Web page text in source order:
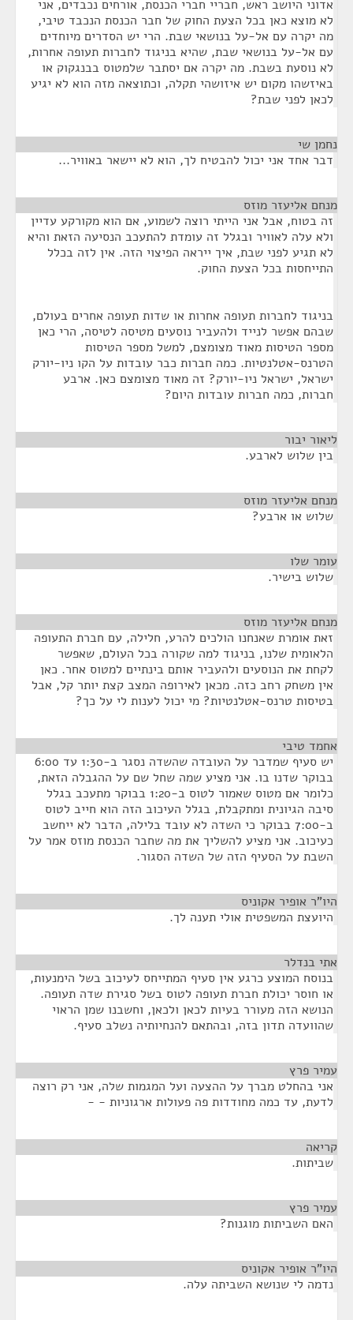
אדוני היושב ראש, חבריי חברי הכנסת, אורחים נכבדים, אני
לא מוצא כאן בכל הצעת החוק של חבר הכנסת הנכבד טיבי,
מה יקרה עם אל-על בנושאי שבת. הרי יש הסדרים מיוחדים
עם אל-על בנושאי שבת, שהיא בניגוד לחברות תעופה אחרות,
לא נוסעת בשבת. מה יקרה אם יסתבר שלמטוס בבנגקוק או
באיזשהו מקום יש איזושהי תקלה, וכתוצאה מזה הוא לא יגיע
לכאן לפני שבת?
נחמן שי
דבר אחד אני יכול להבטיח לך, הוא לא יישאר באוויר...
מנחם אליעזר מוזס
זה בטוח, אבל אני הייתי רוצה לשמוע, אם הוא מקורקע עדיין
ולא עלה לאוויר ובגלל זה עומדת להתעכב הנסיעה הזאת והיא
לא תגיע לפני שבת, איך ייראה הפיצוי הזה. אין לזה בכלל
התייחסות בכל הצעת החוק.
בניגוד לחברות תעופה אחרות או שדות תעופה אחרים בעולם,
שבהם אפשר לנייד ולהעביר נוסעים מטיסה לטיסה, הרי כאן
מספר הטיסות מאוד מצומצם, למשל מספר הטיסות
הטרנס-אטלנטיות. כמה חברות כבר עובדות על הקו ניו-יורק
ישראל, ישראל ניו-יורק? זה מאוד מצומצם כאן. ארבע
חברות, כמה חברות עובדות היום?
ליאור יבור
בין שלוש לארבע.
מנחם אליעזר מוזס
שלוש או ארבע?
עומר שלו
שלוש בישיר.
מנחם אליעזר מוזס
זאת אומרת שאנחנו הולכים להרע, חלילה, עם חברת התעופה
הלאומית שלנו, בניגוד למה שקורה בכל העולם, שאפשר
לקחת את הנוסעים ולהעביר אותם בינתיים למטוס אחר. כאן
אין משחק רחב כזה. מכאן לאירופה המצב קצת יותר קל, אבל
בטיסות טרנס-אטלנטיות? מי יכול לענות לי על כך?
אחמד טיבי
יש סעיף שמדבר על העובדה שהשדה נסגר ב-1:30 עד 6:00
בבוקר שדנו בו. אני מציע שמה שחל שם על ההגבלה הזאת,
כלומר אם מטוס שאמור לטוס ב-1:20 בבוקר מתעכב בגלל
סיבה הגיונית ומתקבלת, בגלל העיכוב הזה הוא חייב לטוס
ב-7:00 בבוקר כי השדה לא עובד בלילה, הדבר לא ייחשב
כעיכוב. אני מציע להשליך את מה שחבר הכנסת מוזס אמר על
השבת על הסעיף הזה של השדה הסגור.
היו"ר אופיר אקוניס
היועצת המשפטית אולי תענה לך.
אתי בנדלר
בנוסח המוצע כרגע אין סעיף המתייחס לעיכוב בשל הימנעות,
או חוסר יכולת חברת תעופה לטוס בשל סגירת שדה תעופה.
הנושא הזה מעורר בעיות לכאן ולכאן, וחשבנו שמן הראוי
שהוועדה תדון בזה, ובהתאם להנחיותיה נשלב סעיף.
עמיר פרץ
אני בהחלט מברך על ההצעה ועל המגמות שלה, אני רק רוצה
לדעת, עד כמה מחודדות פה פעולות ארגוניות - -
קריאה
שביתות.
עמיר פרץ
האם השביתות מוגנות?
היו"ר אופיר אקוניס
נדמה לי שנושא השביתה עלה.